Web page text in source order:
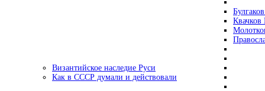
Византийское наследие Руси
Как в СССР думали и действовали